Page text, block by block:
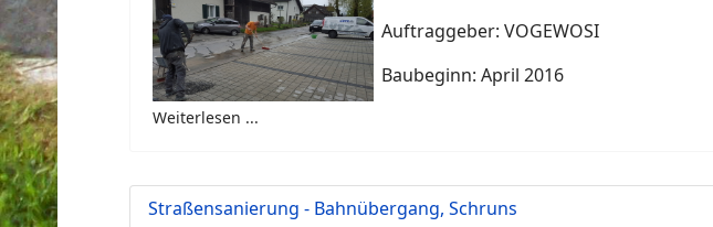
Auftraggeber: VOGEWOSI
Baubeginn: April 2016
Weiterlesen ...
Straßensanierung - Bahnübergang, Schruns